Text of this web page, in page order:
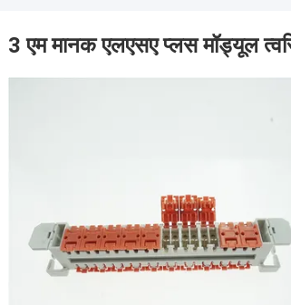
3 एम मानक एलएसए प्लस मॉड्यूल